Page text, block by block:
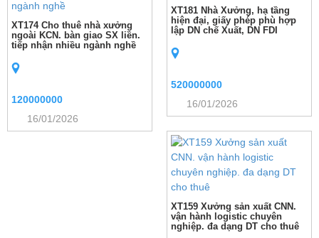
XT174 Cho thuê nhà xưởng
ngoài KCN. bàn giao SX liền.
tiếp nhận nhiều ngành nghề
120000000
16/01/2026
XT181 Nhà Xưởng, hạ tầng
hiện đại, giấy phép phù hợp
lập DN chế Xuất, DN FDI
520000000
16/01/2026
XT159 Xưởng sản xuất CNN.
vận hành logistic chuyên
nghiệp. đa dạng DT cho thuê